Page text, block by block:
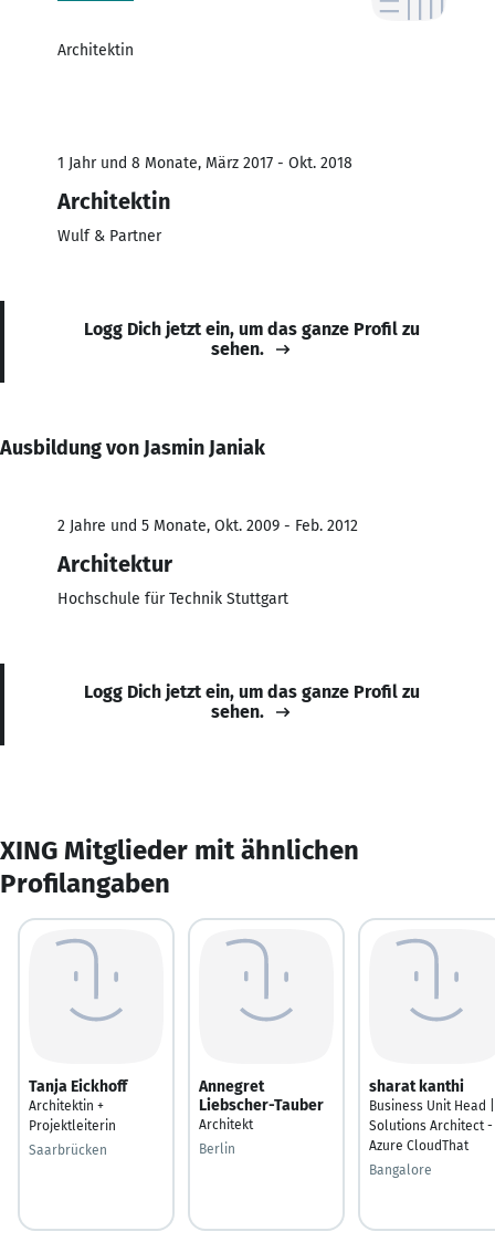
Architektin
1 Jahr und 8 Monate, März 2017 - Okt. 2018
Architektin
Wulf & Partner
Logg Dich jetzt ein, um das ganze Profil zu
sehen.
Ausbildung von Jasmin Janiak
2 Jahre und 5 Monate, Okt. 2009 - Feb. 2012
Architektur
Hochschule für Technik Stuttgart
Logg Dich jetzt ein, um das ganze Profil zu
sehen.
XING Mitglieder mit ähnlichen
Profilangaben
Tanja Eickhoff
Architektin +
Projektleiterin
Saarbrücken
Annegret
Liebscher-Tauber
Architekt
Berlin
sharat kanthi
Business Unit Head |
Solutions Architect -
Azure CloudThat
Bangalore